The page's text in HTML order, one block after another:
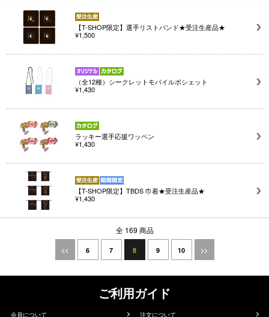
【T-SHOP限定】選手リストバンド★受注生産品★
¥1,500
（全12種）シークレットモバイルポシェット
¥1,430
ラッキー選手応援ワッペン
¥1,430
【T-SHOP限定】TBDS 巾着★受注生産品★
¥1,430
全 169 商品
<< 6 7 8 9 10 >>
ご利用ガイド
会員について 注文について